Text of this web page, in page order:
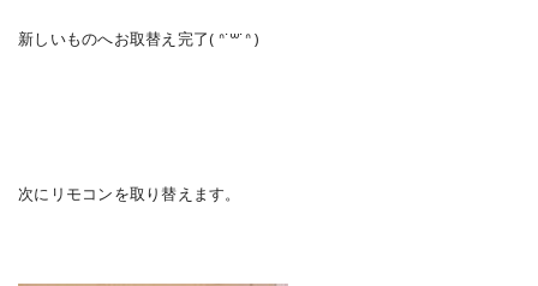
新しいものへお取替え完了( ᐢ˙꒳​˙ᐢ )
次にリモコンを取り替えます。